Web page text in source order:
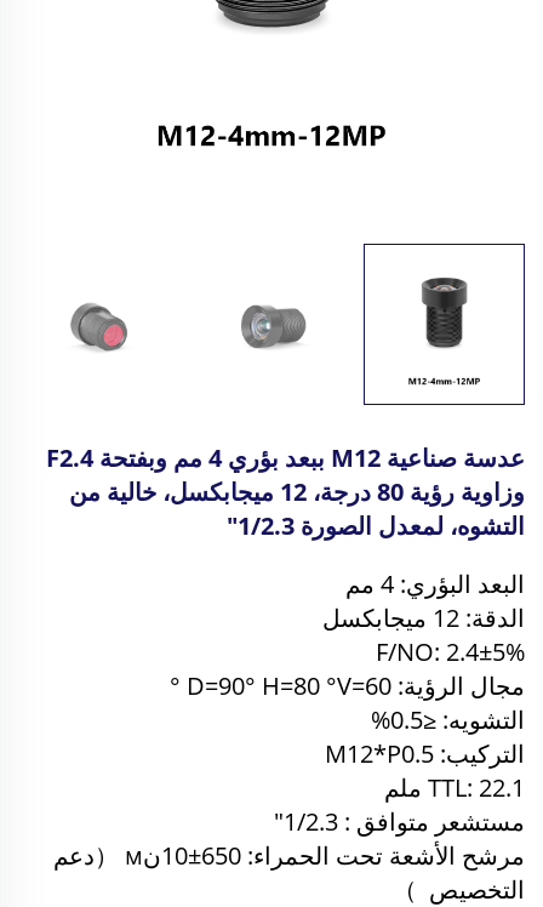
عدسة صناعية M12 ببعد بؤري 4 مم وبفتحة F2.4
وزاوية رؤية 80 درجة، 12 ميجابكسل، خالية من
التشوه، لمعدل الصورة 1/2.3"
البعد البؤري: 4 مم
الدقة: 12 ميجابكسل
F/NO: 2.4±5%
مجال الرؤية: D=90° H=80
°V=60
°
التشويه: ≤0.5%
التركيب: M12*P0.5
TTL: 22.1 ملم
مستشعر متوافق : 1/2.3"
مرشح الأشعة تحت الحمراء: 650±10نм （دعم
التخصيص ）